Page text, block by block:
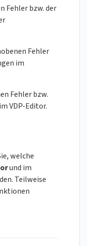
Fehler bzw. der
Fehler
im
Fehler bzw.
VDP-Editor.
welche
und im
Teilweise